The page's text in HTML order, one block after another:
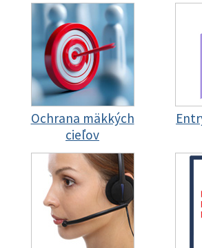
Ochrana mäkkých
cieľov